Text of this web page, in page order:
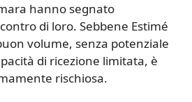
hanno segnato
di loro. Sebbene Estimé
volume, senza potenziale
di ricezione limitata, è
rischiosa.